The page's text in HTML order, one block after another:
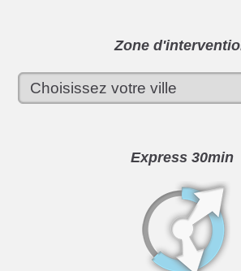
Zone
Express 30min